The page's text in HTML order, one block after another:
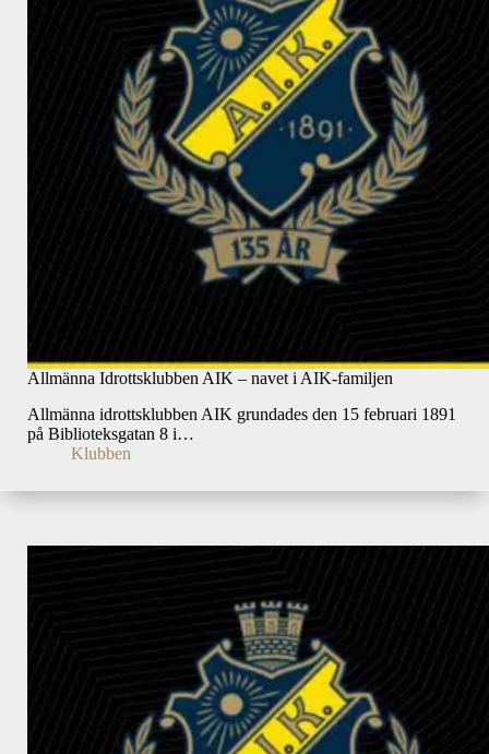
Allmänna Idrottsklubben AIK – navet i AIK-familjen
Allmänna idrottsklubben AIK grundades den 15 februari 1891
på Biblioteksgatan 8 i…
Klubben